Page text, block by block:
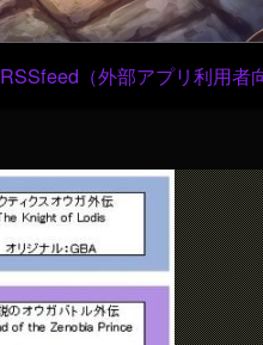
RSSfeed（外部アプリ利用者